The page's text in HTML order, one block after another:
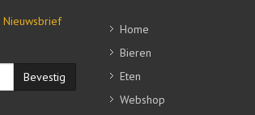
Nieuwsbrief
Bevestig
Home
Bieren
Eten
Webshop